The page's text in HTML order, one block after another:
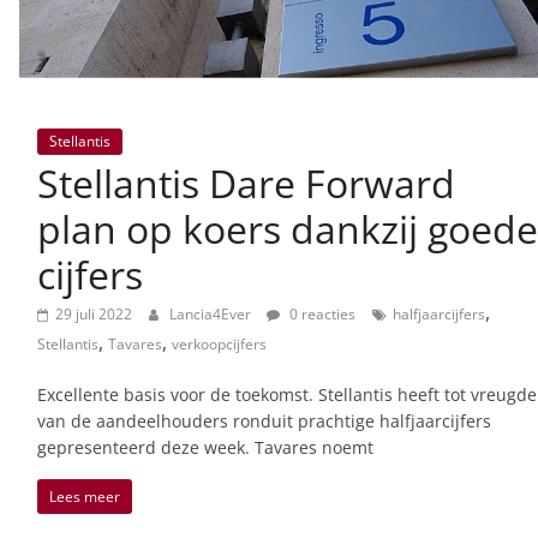
Stellantis
Stellantis Dare Forward
plan op koers dankzij goede
cijfers
29 juli 2022 Lancia4Ever 0 reacties halfjaarcijfers,
Stellantis, Tavares, verkoopcijfers
Excellente basis voor de toekomst. Stellantis heeft tot vreugde
van de aandeelhouders ronduit prachtige halfjaarcijfers
gepresenteerd deze week. Tavares noemt
Lees meer